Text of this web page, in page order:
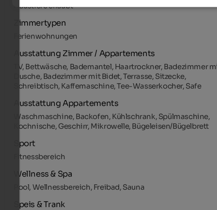
Haustiere erlaubt
Zimmertypen
Ferienwohnungen
Ausstattung Zimmer / Appartements
TV, Bettwäsche, Bademantel, Haartrockner, Badezimmer
Dusche, Badezimmer mit Bidet, Terrasse, Sitzecke,
Schreibtisch, Kaffemaschine, Tee-Wasserkocher, Safe
Ausstattung Appartements
Waschmaschine, Backofen, Kühlschrank, Spülmaschine,
Kochnische, Geschirr, Mikrowelle, Bügeleisen/Bügelbrett
Sport
Fitnessbereich
Wellness & Spa
Pool, Wellnessbereich, Freibad, Sauna
Speis & Trank